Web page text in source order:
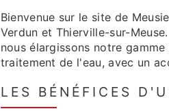
Bienvenue sur le site de
Verdun et Thierville-sur-
nous élargissons notre
traitement de l'eau, avec un
LES BÉNÉFICES